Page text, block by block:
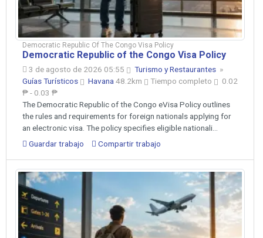
Democratic Republic Of The Congo Visa Policy
Democratic Republic of the Congo Visa Policy
3 de agosto de 2026 05:55 Turismo y Restaurantes »
Guías Turísticos
Havana48.2km Tiempo completo
0.02
₱ - 0.03 ₱
The Democratic Republic of the Congo eVisa Policy outlines
the rules and requirements for foreign nationals applying for
an electronic visa. The policy specifies eligible nationali...
Guardar trabajo
Compartir trabajo